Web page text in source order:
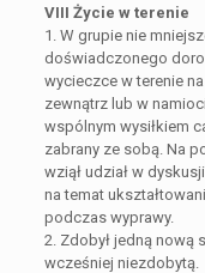
VIII Życie w terenie
1. W grupie nie
doświadczonego
wycieczce w terenie
zewnątrz lub w
wspólnym wysiłkiem
zabrany ze sobą. Na
wziął udział w
na temat
podczas wyprawy.
2. Zdobył jedną nową
wcześniej niezdobytą.